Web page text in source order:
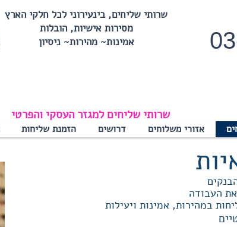
שרותי שליחים, בינעירוני לכל חלקי הארץ
מסירות אישיות, הובלות
אמינות~ מהירות~ ניסיון
הזמנת שליחות דרושים אזורי משלוחים
שרותי שליחים למגזר העסקי והפרטי
העבודה